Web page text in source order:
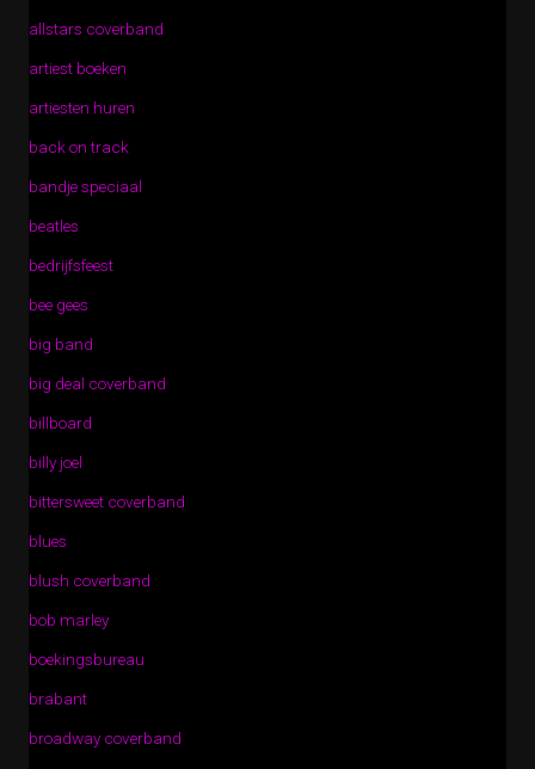
allstars coverband
artiest boeken
artiesten huren
back on track
bandje speciaal
beatles
bedrijfsfeest
bee gees
big band
big deal coverband
billboard
billy joel
bittersweet coverband
blues
blush coverband
bob marley
boekingsbureau
brabant
broadway coverband